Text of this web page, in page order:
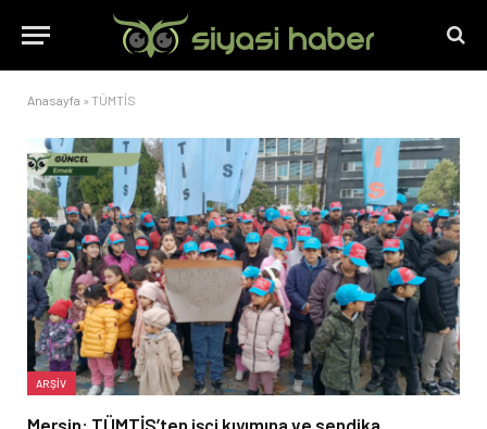
Anasayfa » TÜMTİS
ARŞIV
Mersin: TÜMTİS’ten işçi kıyımına ve sendika